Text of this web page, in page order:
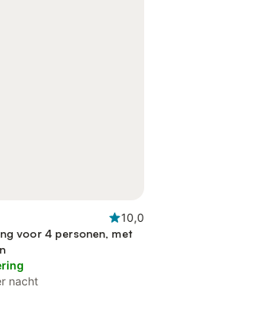
10,0
voor 4 personen, met
nacht